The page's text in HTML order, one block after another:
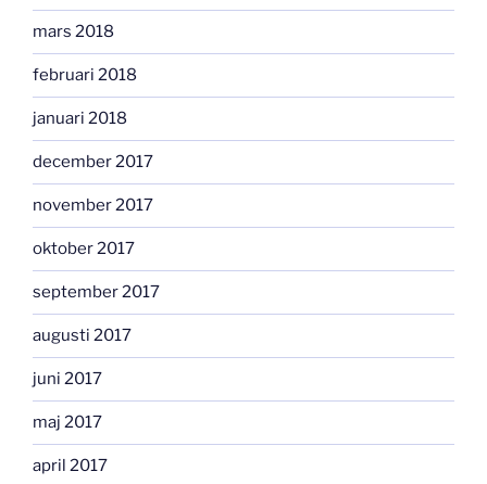
mars 2018
februari 2018
januari 2018
december 2017
november 2017
oktober 2017
september 2017
augusti 2017
juni 2017
maj 2017
april 2017